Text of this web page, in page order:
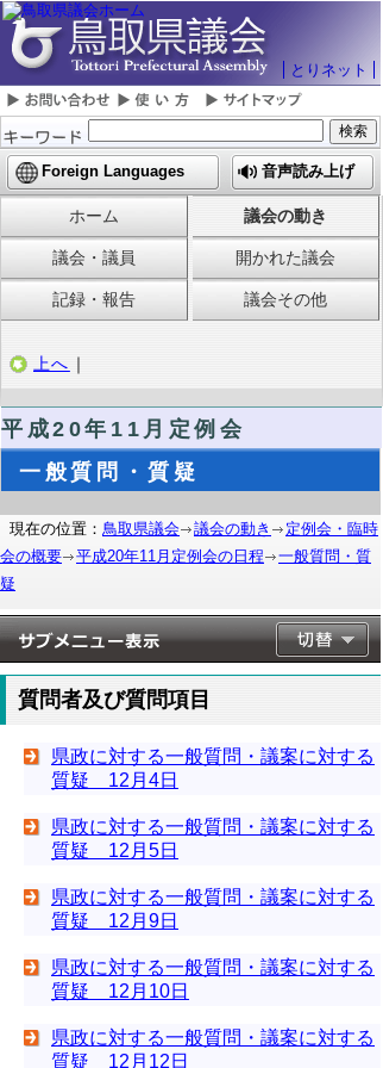
とりネット
Foreign Languages 音声読み上げ
ホーム 議会の動き
議会・議員 開かれた議会
記録・報告 議会その他
上へ ｜
平成20年11月定例会
一般質問・質疑
現在の位置： 鳥取県議会 議会の動き
定例会・臨時
会の概要
平成20年11月定例会の日程
一般質問・質
疑
質問者及び質問項目
県政に対する一般質問・議案に対する
質疑 12月4日
県政に対する一般質問・議案に対する
質疑 12月5日
県政に対する一般質問・議案に対する
質疑 12月9日
県政に対する一般質問・議案に対する
質疑 12月10日
県政に対する一般質問・議案に対する
質疑 12月12日